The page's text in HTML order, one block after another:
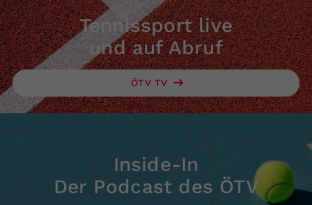
Tennissport live
und auf Abruf
ÖTV TV
Inside-In
Der Podcast des ÖTV